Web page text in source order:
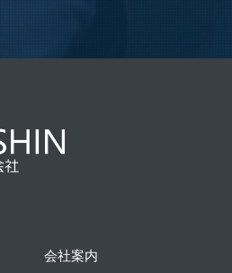
会社案内